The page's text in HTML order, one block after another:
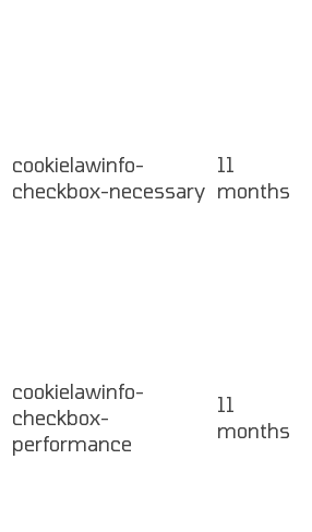
cookielawinfo-
checkbox-necessary
11
months
cookielawinfo-
checkbox-
performance
11
months